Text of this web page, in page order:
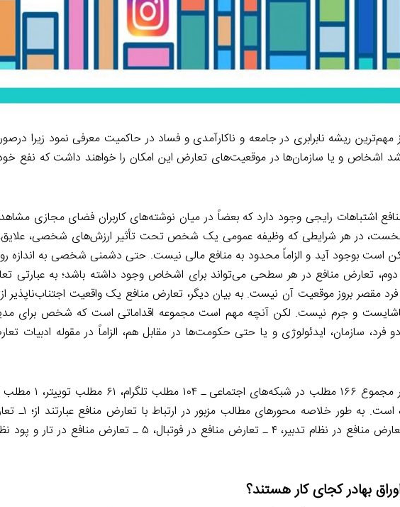
مهم‌ترین ریشه نابرابری در جامعه و ناکارآمدی و فساد در حاکمیت معرفی نمود زیرا
اشخاص و یا سازمان‌ها در موقعیت‌های تعارض این امکان را خواهند داشت که نفع خود
اشتباهات رایجی وجود دارد که بعضاً در میان نوشته‌های کاربران فضای مجازی
در هر شرایطی که وظیفه عمومی یک شخص تحت تأثیر ارزش‌های شخصی، علایق،
است بوجود آید و الزاماً محدود به منافع مالی نیست. حتی دشمنی شخصی به‌ اندازه
تعارض منافع در هر سطحی می‌تواند برای اشخاص وجود داشته باشد؛ به عبارتی
مقصر بروز موقعیت آن نیست. به بیان دیگر، تعارض منافع یک واقعیت اجتناب‌ناپذیر
ناشایست و جرم نیست. لکن آنچه مهم است مجموعه اقداماتی است که شخص برای
سازمان، ایدئولوژی و یا حتی حکومت‌ها در مقابل هم، الزاماً در مقوله ادبیات
در هفته دوم شهربور ماه سال
بهادر کجای کار هستند؟